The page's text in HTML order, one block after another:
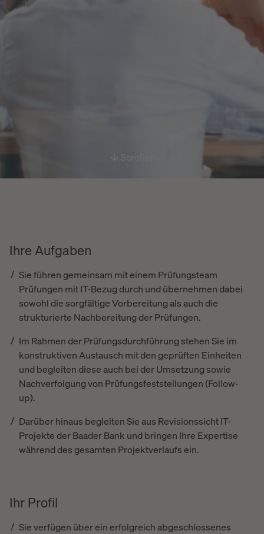
Ihre Aufgaben
Sie führen gemeinsam mit einem Prüfungsteam
Prüfungen mit IT-Bezug durch und übernehmen dabei
sowohl die sorgfältige Vorbereitung als auch die
strukturierte Nachbereitung der Prüfungen.
Im Rahmen der Prüfungsdurchführung stehen Sie im
konstruktiven Austausch mit den geprüften Einheiten
und begleiten diese auch bei der Umsetzung sowie
Nachverfolgung von Prüfungsfeststellungen (Follow-
up).
Darüber hinaus begleiten Sie aus Revisionssicht IT-
Projekte der Baader Bank und bringen Ihre Expertise
während des gesamten Projektverlaufs ein.
Ihr Profil
Sie verfügen über ein erfolgreich abgeschlossenes